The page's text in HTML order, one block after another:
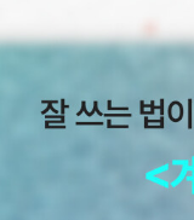
arité)이라는 문제를통
그 가능성을 되묻고
로츠키의 모습: 영구
한가? 하지만 동시에,
가 그것을계속하여 '영
4) 우리는 어쩌면, 저
랑에 관한 페이퍼가 당
을 좀더 재미있게, 수
내가 참조한 건 영어
본과 일치한다. 하지만